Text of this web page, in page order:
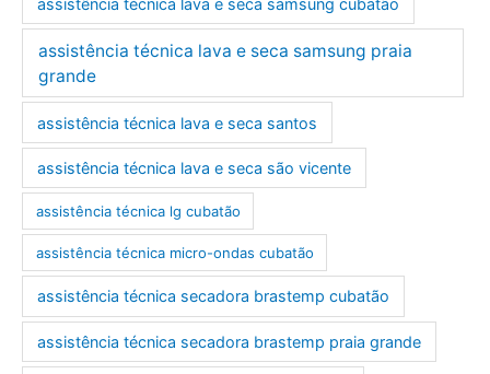
assistência técnica lava e seca samsung praia
grande
assistência técnica lava e seca santos
assistência técnica lava e seca são vicente
assistência técnica lg cubatão
assistência técnica micro-ondas cubatão
assistência técnica secadora brastemp cubatão
assistência técnica secadora brastemp praia grande